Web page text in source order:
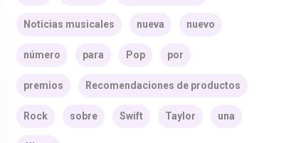
Noticias musicales nueva nuevo
número para Pop por
premios Recomendaciones de productos
Rock sobre Swift Taylor una